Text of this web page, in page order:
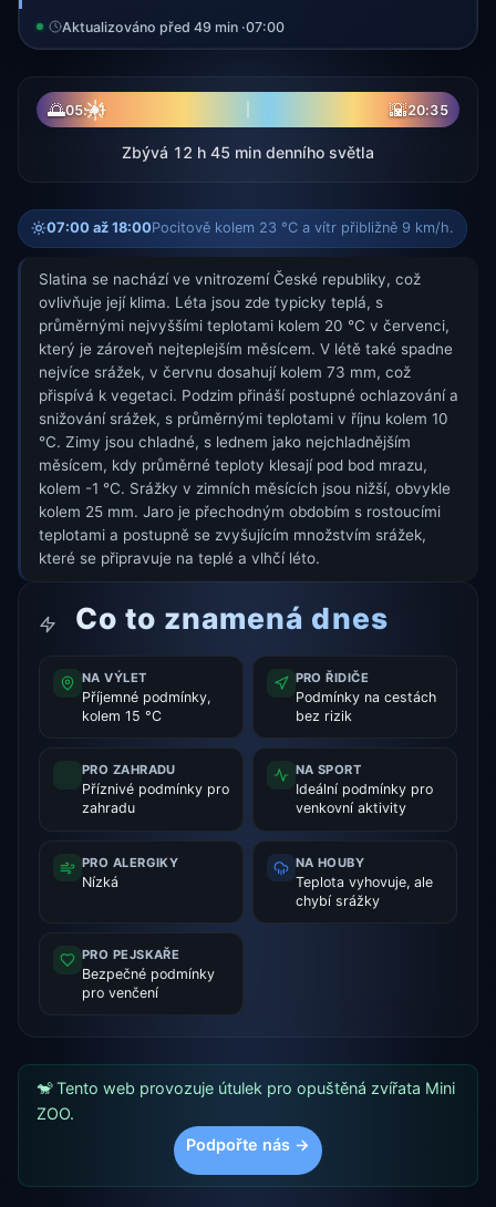
Aktualizováno před 49 min ·07:00
🌅05:41
☀ 🌇20:35
Zbývá 12 h 45 min denního světla
07:00 až 18:00Pocitově kolem 23 °C a vítr přibližně 9 km/h.
Slatina se nachází ve vnitrozemí České republiky, což
ovlivňuje její klima. Léta jsou zde typicky teplá, s
průměrnými nejvyššími teplotami kolem 20 °C v červenci,
který je zároveň nejteplejším měsícem. V létě také spadne
nejvíce srážek, v červnu dosahují kolem 73 mm, což
přispívá k vegetaci. Podzim přináší postupné ochlazování a
snižování srážek, s průměrnými teplotami v říjnu kolem 10
°C. Zimy jsou chladné, s lednem jako nejchladnějším
měsícem, kdy průměrné teploty klesají pod bod mrazu,
kolem -1 °C. Srážky v zimních měsících jsou nižší, obvykle
kolem 25 mm. Jaro je přechodným obdobím s rostoucími
teplotami a postupně se zvyšujícím množstvím srážek,
které se připravuje na teplé a vlhčí léto.
Co to znamená dnes
NA VÝLET
Příjemné podmínky,
kolem 15 °C
PRO ŘIDIČE
Podmínky na cestách
bez rizik
PRO ZAHRADU
Příznivé podmínky pro
zahradu
NA SPORT
Ideální podmínky pro
venkovní aktivity
PRO ALERGIKY
Nízká
NA HOUBY
Teplota vyhovuje, ale
chybí srážky
PRO PEJSKAŘE
Bezpečné podmínky
pro venčení
🐒 Tento web provozuje útulek pro opuštěná zvířata Mini
ZOO.
Podpořte nás →